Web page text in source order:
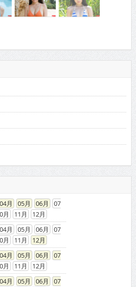
04 05 06
07
11
12
04 05 06
07
11
12
04 05 06
07
11
12
04 05 06
07